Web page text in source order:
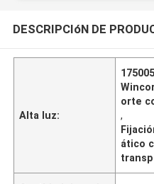
DESCRIPCIóN DE
Alta luz:
orte
,
ático